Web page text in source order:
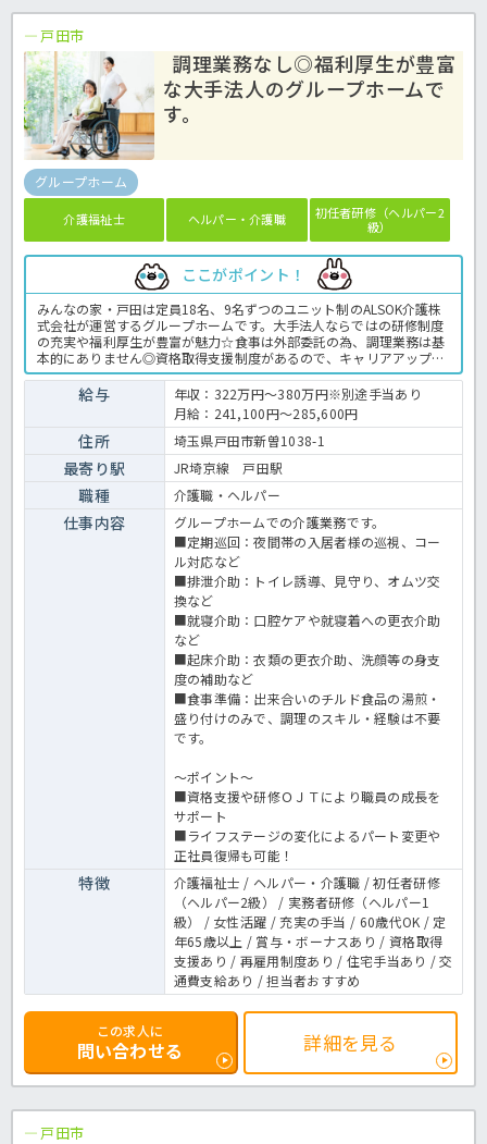
戸田市
調理業務なし◎福利厚生が豊富
な大手法人のグループホームで
す。
グループホーム
介護福祉士 ヘルパー・介護職
初任者研修（ヘルパー2
級）
ここがポイント！
みんなの家・戸田は定員18名、9名ずつのユニット制のALSOK介護株
式会社が運営するグループホームです。大手法人ならではの研修制度
の充実や福利厚生が豊富が魅力☆食事は外部委託の為、調理業務は基
本的にありません◎資格取得支援制度があるので、キャリアアップも
目指せます☆65歳の定年後も健康で働く意欲があれば、70歳を過ぎて
も働き続けられる環境が整っているのも嬉しいですね。グループホー
ムでの介護業務全般です。 ＜介護職 正職員 グループホームの求人
給与
年収：322万円～380万円※別途手当あり
月給：241,100円～285,600円
住所 埼玉県戸田市新曽1038-1
最寄り駅 JR埼京線 戸田駅
職種 介護職・ヘルパー
仕事内容
グループホームでの介護業務です。
■定期巡回：夜間帯の入居者様の巡視、コー
ル対応など
■排泄介助：トイレ誘導、見守り、オムツ交
換など
■就寝介助：口腔ケアや就寝着への更衣介助
など
■起床介助：衣類の更衣介助、洗顔等の身支
度の補助など
■食事準備：出来合いのチルド食品の湯煎・
盛り付けのみで、調理のスキル・経験は不要
です。
～ポイント～
■資格支援や研修ＯＪＴにより職員の成長を
サポート
■ライフステージの変化によるパート変更や
正社員復帰も可能！
特徴
介護福祉士 / ヘルパー・介護職 / 初任者研修
（ヘルパー2級） / 実務者研修（ヘルパー1
級） / 女性活躍 / 充実の手当 / 60歳代OK / 定
年65歳以上 / 賞与・ボーナスあり / 資格取得
支援あり / 再雇用制度あり / 住宅手当あり / 交
通費支給あり / 担当者おすすめ
この求人に
問い合わせる 詳細を見る
戸田市